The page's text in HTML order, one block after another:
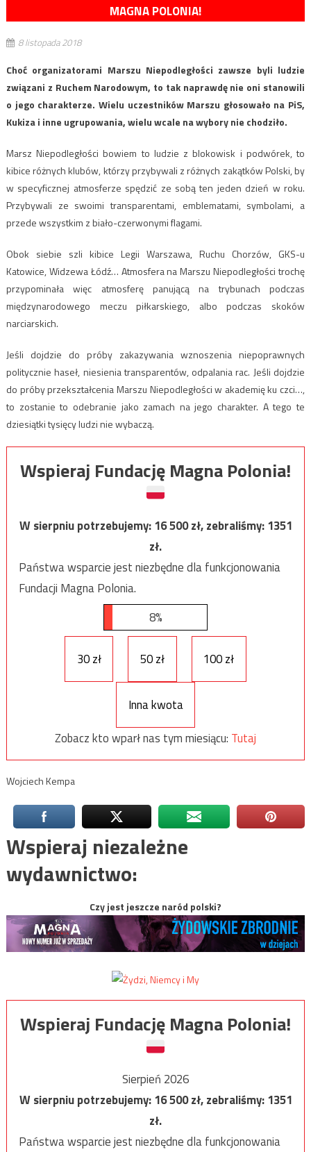
MAGNA POLONIA!
8 listopada 2018
Choć organizatorami Marszu Niepodległości zawsze byli ludzie
związani z Ruchem Narodowym, to tak naprawdę nie oni stanowili
o jego charakterze. Wielu uczestników Marszu głosowało na PiS,
Kukiza i inne ugrupowania, wielu wcale na wybory nie chodziło.
Marsz Niepodległości bowiem to ludzie z blokowisk i podwórek, to
kibice różnych klubów, którzy przybywali z różnych zakątków Polski, by
w specyficznej atmosferze spędzić ze sobą ten jeden dzień w roku.
Przybywali ze swoimi transparentami, emblematami, symbolami, a
przede wszystkim z biało-czerwonymi flagami.
Obok siebie szli kibice Legii Warszawa, Ruchu Chorzów, GKS-u
Katowice, Widzewa Łódź… Atmosfera na Marszu Niepodległości trochę
przypominała więc atmosferę panującą na trybunach podczas
międzynarodowego meczu piłkarskiego, albo podczas skoków
narciarskich.
Jeśli dojdzie do próby zakazywania wznoszenia niepoprawnych
politycznie haseł, niesienia transparentów, odpalania rac. Jeśli dojdzie
do próby przekształcenia Marszu Niepodległości w akademię ku czci…,
to zostanie to odebranie jako zamach na jego charakter. A tego te
dziesiątki tysięcy ludzi nie wybaczą.
Wspieraj Fundację Magna Polonia!
W sierpniu potrzebujemy:16 500zł, zebraliśmy:1351
zł.
Państwa wsparcie jest niezbędne dla funkcjonowania
Fundacji Magna Polonia.
8%
30 zł 50 zł 100 zł
Inna kwota
Zobacz kto wparł nas tym miesiącu: Tutaj
Wojciech Kempa
Wspieraj niezależne
wydawnictwo:
Czy jest jeszcze naród polski?
Wspieraj Fundację Magna Polonia!
Sierpień 2026
W sierpniu potrzebujemy:16 500zł, zebraliśmy:1351
zł.
Państwa wsparcie jest niezbędne dla funkcjonowania